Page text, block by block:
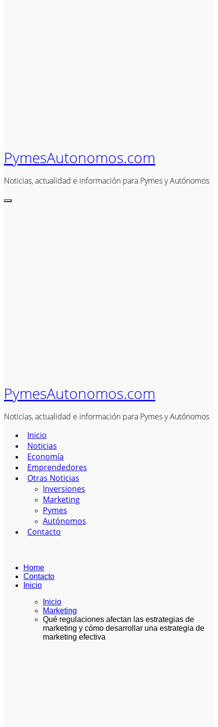
PymesAutonomos.com
Noticias, actualidad e información para Pymes y Autónomos
PymesAutonomos.com
Noticias, actualidad e información para Pymes y Autónomos
Inicio
Noticias
Economía
Emprendedores
Otras Noticias
Inversiones
Marketing
Pymes
Autónomos
Contacto
Home
Contacto
Inicio
Inicio
Marketing
Qué regulaciones afectan las estrategias de
marketing y cómo desarrollar una estrategia de
marketing efectiva